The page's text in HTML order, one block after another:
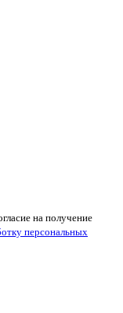
на получение
персональных